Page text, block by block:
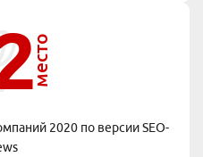
место
2020 по версииSEO-